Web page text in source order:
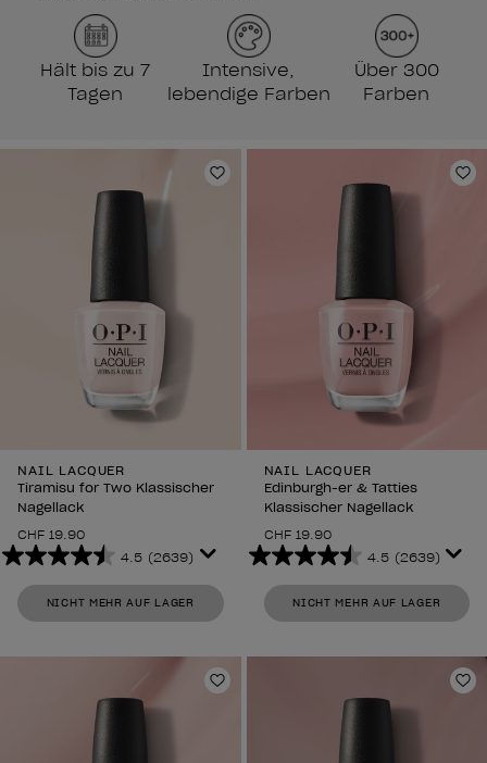
Hält bis zu 7
Tagen
Intensive,
lebendige Farben
Über 300
Farben
Zur Wunschliste hinzufügen
NAIL LACQUER
Tiramisu for Two Klassischer
Nagellack
CHF 19.90
4.5 (2639)
4.5
von
5
2639
NICHT MEHR AUF LAGER
NAIL LACQUER
Edinburgh-er & Tatties
Klassischer Nagellack
CHF 19.90
4.5 (2639)
4.5
von
5
2639
NICHT MEHR AUF LAGER
Zur Wunschliste hinzufügen